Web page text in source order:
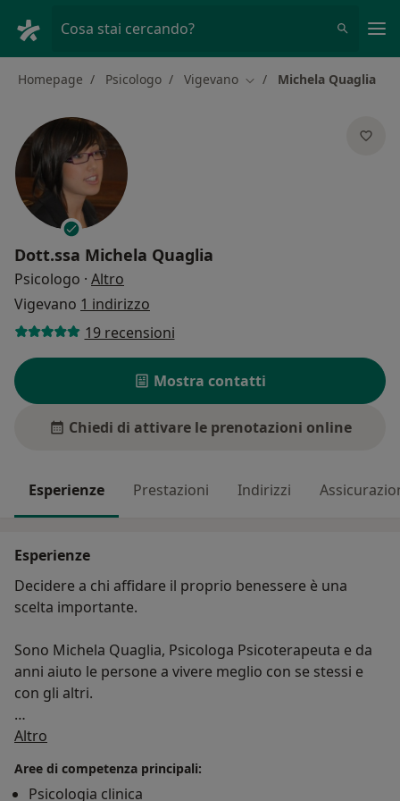
Cosa stai cercando?
Homepage Psicologo Vigevano Cambia città
Michela Quaglia
Dott.ssa Michela Quaglia
Psicologo · Altro
Vigevano 1 indirizzo
19 recensioni
Mostra contatti
Chiedi di attivare le prenotazioni online
Esperienze Prestazioni Indirizzi
Esperienze
Decidere a chi affidare il proprio benessere è una
scelta importante.
Sono Michela Quaglia, Psicologa Psicoterapeuta e da
anni aiuto le persone a vivere meglio con se stessi e
con gli altri.
Il mio approccio è pratico, concreto ed efficace sin
Altro
Aree di competenza principali:
Psicologia clinica